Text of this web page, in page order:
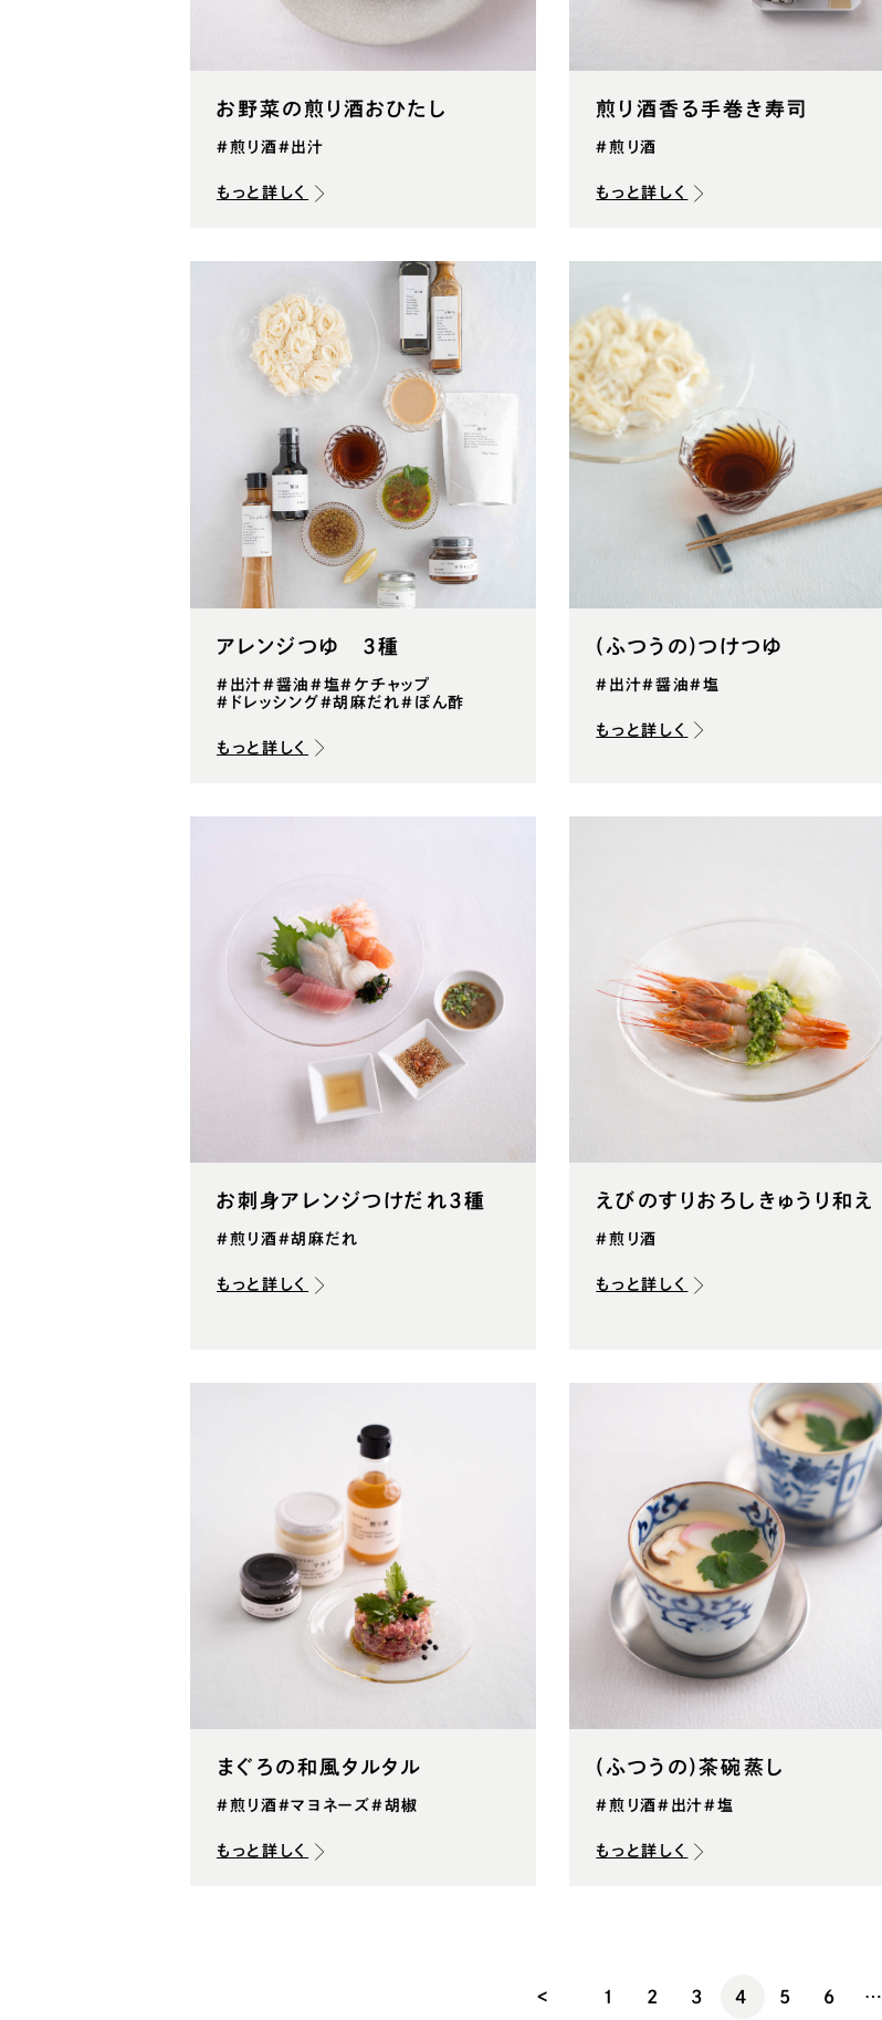
お野菜の煎り酒おひたし
#煎り酒 #出汁
もっと詳しく
煎り酒香る手巻き寿司
#煎り酒
もっと詳しく
アレンジつゆ ３種
#出汁#醤油#塩#ケチャップ
#ドレッシング#胡麻だれ#ぽん酢
もっと詳しく
(ふつうの)つけつゆ
#出汁#醤油#塩
もっと詳しく
お刺身アレンジつけだれ3種
#煎り酒 #胡麻だれ
もっと詳しく
えびのすりおろしきゅうり和え
#煎り酒
もっと詳しく
まぐろの和風タルタル
#煎り酒 #マヨネーズ #胡椒
もっと詳しく
(ふつうの)茶碗蒸し
#煎り酒#出汁#塩
もっと詳しく
< 1 2 3 4 5 6 …